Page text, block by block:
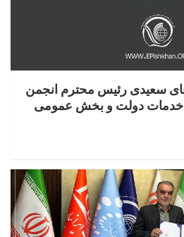
سعیدی رئیس محترم انجمن
خدمات دولت و بخش عمومی